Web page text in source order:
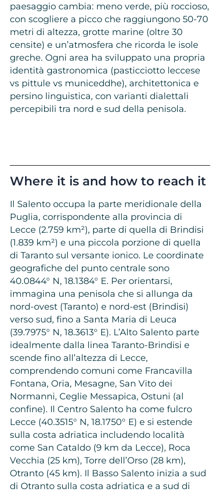
paesaggio cambia: meno verde, più roccioso,
con scogliere a picco che raggiungono 50-70
metri di altezza, grotte marine (oltre 30
censite) e un’atmosfera che ricorda le isole
greche. Ogni area ha sviluppato una propria
identità gastronomica (pasticciotto leccese
vs pittule vs municeddhe), architettonica e
persino linguistica, con varianti dialettali
percepibili tra nord e sud della penisola.
Where it is and how to reach it
Il Salento occupa la parte meridionale della
Puglia, corrispondente alla provincia di
Lecce (2.759 km²), parte di quella di Brindisi
(1.839 km²) e una piccola porzione di quella
di Taranto sul versante ionico. Le coordinate
geografiche del punto centrale sono
40.0844° N, 18.1384° E. Per orientarsi,
immagina una penisola che si allunga da
nord-ovest (Taranto) e nord-est (Brindisi)
verso sud, fino a Santa Maria di Leuca
(39.7975° N, 18.3613° E). L’Alto Salento parte
idealmente dalla linea Taranto-Brindisi e
scende fino all’altezza di Lecce,
comprendendo comuni come Francavilla
Fontana, Oria, Mesagne, San Vito dei
Normanni, Ceglie Messapica, Ostuni (al
confine). Il Centro Salento ha come fulcro
Lecce (40.3515° N, 18.1750° E) e si estende
sulla costa adriatica includendo località
come San Cataldo (9 km da Lecce), Roca
Vecchia (25 km), Torre dell’Orso (28 km),
Otranto (45 km). Il Basso Salento inizia a sud
di Otranto sulla costa adriatica e a sud di